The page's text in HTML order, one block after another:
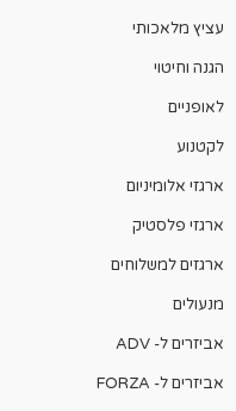
עציץ מלאכותי
הגנה וחיטוי
לאופניים
לקטנוע
ארגזי אלומיניום
ארגזי פלסטיק
ארגזים למשלוחים
מנעולים
אביזרים ל- ADV
אביזרים ל- FORZA